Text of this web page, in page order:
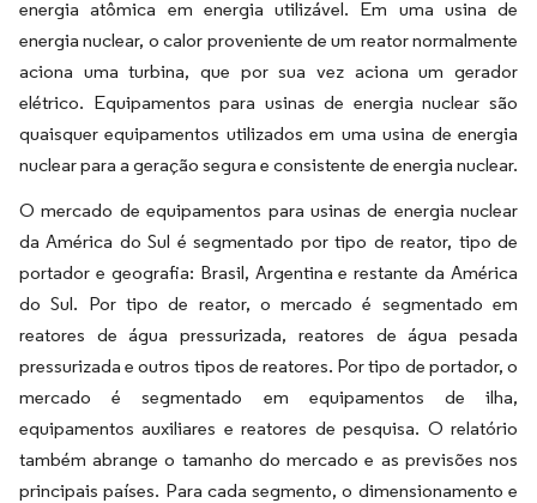
energia atômica em energia utilizável. Em uma usina de
energia nuclear, o calor proveniente de um reator normalmente
aciona uma turbina, que por sua vez aciona um gerador
elétrico. Equipamentos para usinas de energia nuclear são
quaisquer equipamentos utilizados em uma usina de energia
nuclear para a geração segura e consistente de energia nuclear.
O mercado de equipamentos para usinas de energia nuclear
da América do Sul é segmentado por tipo de reator, tipo de
portador e geografia: Brasil, Argentina e restante da América
do Sul. Por tipo de reator, o mercado é segmentado em
reatores de água pressurizada, reatores de água pesada
pressurizada e outros tipos de reatores. Por tipo de portador, o
mercado é segmentado em equipamentos de ilha,
equipamentos auxiliares e reatores de pesquisa. O relatório
também abrange o tamanho do mercado e as previsões nos
principais países. Para cada segmento, o dimensionamento e